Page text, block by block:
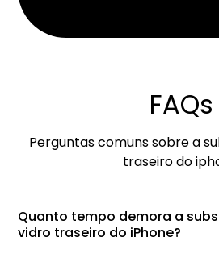
FAQs
Perguntas comuns sobre a
traseiro do
Quanto tempo demora a
vidro traseiro do iPhone?